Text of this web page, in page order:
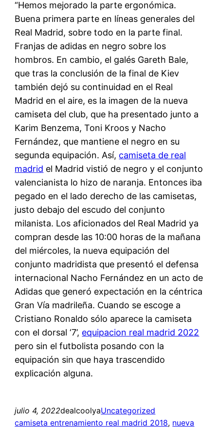
“Hemos mejorado la parte ergonómica.
Buena primera parte en líneas generales del
Real Madrid, sobre todo en la parte final.
Franjas de adidas en negro sobre los
hombros. En cambio, el galés Gareth Bale,
que tras la conclusión de la final de Kiev
también dejó su continuidad en el Real
Madrid en el aire, es la imagen de la nueva
camiseta del club, que ha presentado junto a
Karim Benzema, Toni Kroos y Nacho
Fernández, que mantiene el negro en su
segunda equipación. Así, camiseta de real
madrid el Madrid vistió de negro y el conjunto
valencianista lo hizo de naranja. Entonces iba
pegado en el lado derecho de las camisetas,
justo debajo del escudo del conjunto
milanista. Los aficionados del Real Madrid ya
compran desde las 10:00 horas de la mañana
del miércoles, la nueva equipación del
conjunto madridista que presentó el defensa
internacional Nacho Fernández en un acto de
Adidas que generó expectación en la céntrica
Gran Vía madrileña. Cuando se escoge a
Cristiano Ronaldo sólo aparece la camiseta
con el dorsal ‘7’, equipacion real madrid 2022
pero sin el futbolista posando con la
equipación sin que haya trascendido
explicación alguna.
julio 4, 2022dealcoolyaUncategorized
camiseta entrenamiento real madrid 2018, nueva